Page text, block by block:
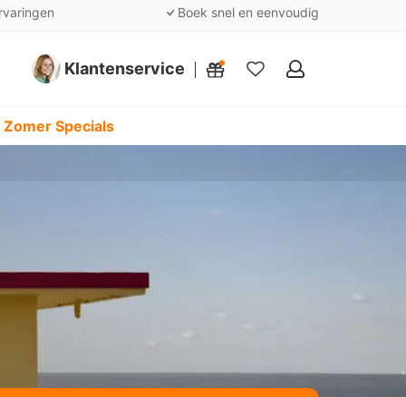
Boek snel en eenvoudig
Klantenservice
Mijn
Specials